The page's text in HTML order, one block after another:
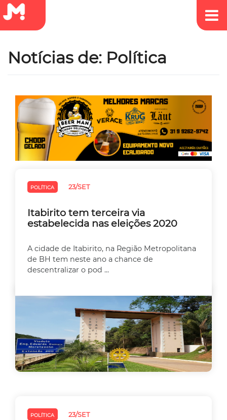
Notícias de: Política
POLÍTICA 23/SET
Itabirito tem terceira via
estabelecida nas eleições 2020
A cidade de Itabirito, na Região Metropolitana
de BH tem neste ano a chance de
descentralizar o pod ...
POLÍTICA 23/SET